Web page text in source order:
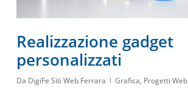
Realizzazione gadget
personalizzati
Da DigiFe Siti Web Ferrara Grafica, Progetti Web